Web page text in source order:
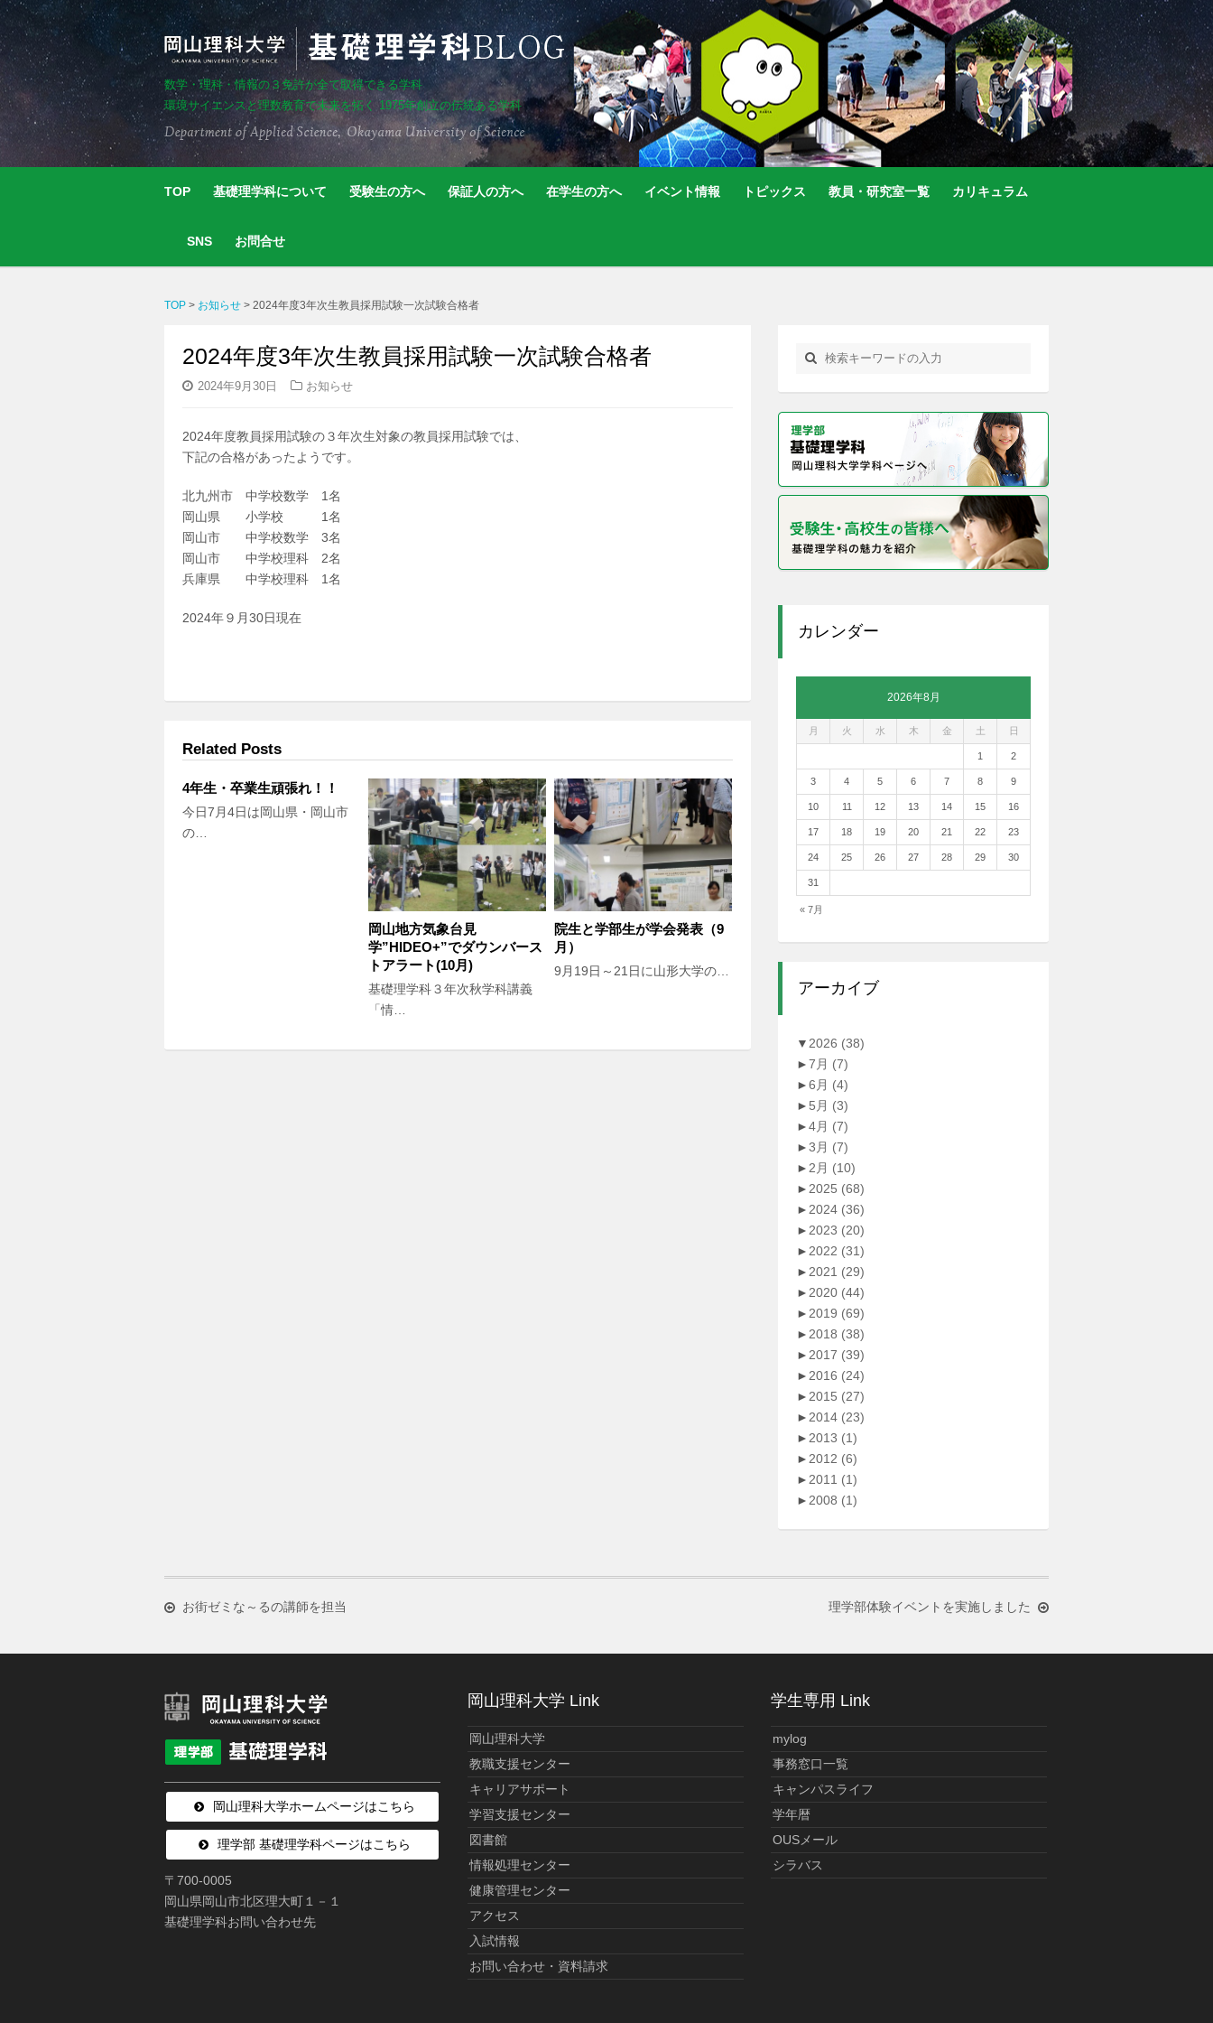
数学・理科・情報の３免許が全て取得できる学科
環境サイエンスと理数教育で未来を拓く 1975年創立の伝統ある学科
TOP 基礎理学科について 受験生の方へ 保証人の方へ 在学生の方へ イベント情報 トピックス 教員・研究室一覧 カリキュラム
SNS お問合せ
TOP > お知らせ > 2024年度3年次生教員採用試験一次試験合格者
2024年度3年次生教員採用試験一次試験合格者
2024年9月30日 お知らせ
2024年度教員採用試験の３年次生対象の教員採用試験では、
下記の合格があったようです。
北九州市 中学校数学 1名
岡山県 小学校 1名
岡山市 中学校数学 3名
岡山市 中学校理科 2名
兵庫県 中学校理科 1名
2024年９月30日現在
Related Posts
4年生・卒業生頑張れ！！
今日7月4日は岡山県・岡山市
の…
岡山地方気象台見
学”HIDEO+”でダウンバース
トアラート(10月)
基礎理学科３年次秋学科講義
「情…
院生と学部生が学会発表（9
月）
9月19日～21日に山形大学の…
カレンダー
2026年8月
月 火 水 木 金 土 日
« 7月
1 2
3 4 5 6 7 8 9
10 11 12 13 14 15 16
17 18 19 20 21 22 23
24 25 26 27 28 29 30
31
アーカイブ
▼ 2026 (38)
►7月 (7)
►6月 (4)
► 5月 (3)
►4月 (7)
►3月 (7)
► 2月 (10)
► 2025 (68)
► 2024 (36)
► 2023 (20)
► 2022 (31)
► 2021 (29)
► 2020 (44)
► 2019 (69)
► 2018 (38)
► 2017 (39)
► 2016 (24)
► 2015 (27)
► 2014 (23)
► 2013 (1)
► 2012 (6)
► 2011 (1)
► 2008 (1)
お街ゼミな～るの講師を担当 理学部体験イベントを実施しました
岡山理科大学ホームページはこちら
理学部 基礎理学科ページはこちら
〒700-0005
岡山県岡山市北区理大町１－１
基礎理学科お問い合わせ先
岡山理科大学 Link
岡山理科大学
教職支援センター
キャリアサポート
学習支援センター
図書館
情報処理センター
健康管理センター
アクセス
入試情報
お問い合わせ・資料請求
学生専用 Link
mylog
事務窓口一覧
キャンパスライフ
学年暦
OUSメール
シラバス